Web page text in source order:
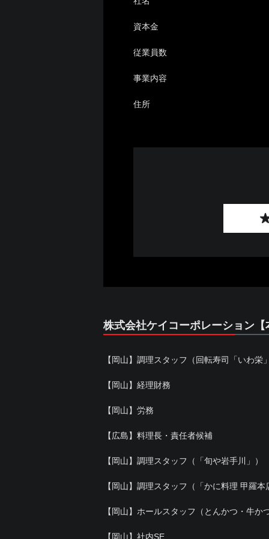
資本金
従業員数
事業内容
住所
株式会社ケイコーポレーション
【岡山】調理スタッフ（回転寿司「いわ栄
【岡山】経理財務
【岡山】労務
【広島】料理長・責任者候補
【岡山】調理スタッフ（「旬や岩手川」）
【岡山】調理スタッフ（「かに料理 甲羅本
【岡山】ホールスタッフ（とんかつ・牛か
【岡山】社内SE